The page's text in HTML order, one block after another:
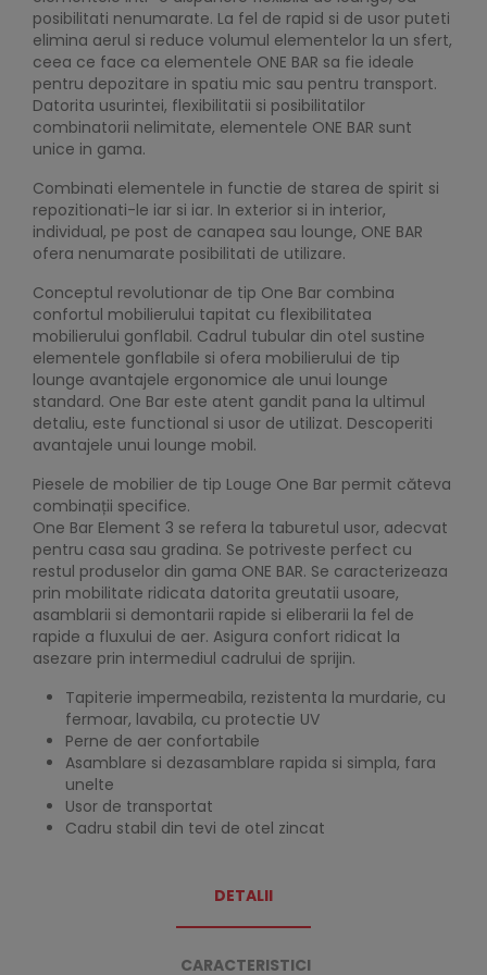
posibilitati nenumarate. La fel de rapid si de usor puteti
elimina aerul si reduce volumul elementelor la un sfert,
ceea ce face ca elementele ONE BAR sa fie ideale
pentru depozitare in spatiu mic sau pentru transport.
Datorita usurintei, flexibilitatii si posibilitatilor
combinatorii nelimitate, elementele ONE BAR sunt
unice in gama.
Combinati elementele in functie de starea de spirit si
repozitionati-le iar si iar. In exterior si in interior,
individual, pe post de canapea sau lounge, ONE BAR
ofera nenumarate posibilitati de utilizare.
Conceptul revolutionar de tip One Bar combina
confortul mobilierului tapitat cu flexibilitatea
mobilierului gonflabil. Cadrul tubular din otel sustine
elementele gonflabile si ofera mobilierului de tip
lounge avantajele ergonomice ale unui lounge
standard. One Bar este atent gandit pana la ultimul
detaliu, este functional si usor de utilizat. Descoperiti
avantajele unui lounge mobil.
Piesele de mobilier de tip Louge One Bar permit căteva
combinații specifice.
One Bar Element 3 se refera la taburetul usor, adecvat
pentru casa sau gradina. Se potriveste perfect cu
restul produselor din gama ONE BAR. Se caracterizeaza
prin mobilitate ridicata datorita greutatii usoare,
asamblarii si demontarii rapide si eliberarii la fel de
rapide a fluxului de aer. Asigura confort ridicat la
asezare prin intermediul cadrului de sprijin.
Tapiterie impermeabila, rezistenta la murdarie, cu
fermoar, lavabila, cu protectie UV
Perne de aer confortabile
Asamblare si dezasamblare rapida si simpla, fara
unelte
Usor de transportat
Cadru stabil din tevi de otel zincat
DETALII
CARACTERISTICI